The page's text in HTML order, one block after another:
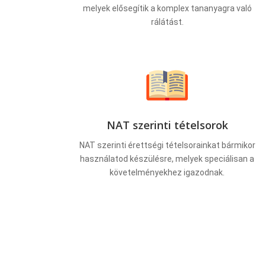
melyek elősegítik a komplex tananyagra való
rálátást.
NAT szerinti tételsorok
NAT szerinti érettségi tételsorainkat bármikor
használatod készülésre, melyek speciálisan a
követelményekhez igazodnak.